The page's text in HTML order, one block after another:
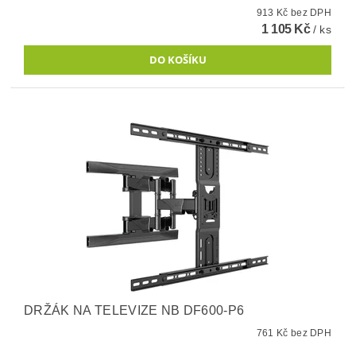
913 Kč bez DPH
1 105 Kč/ ks
DRŽÁK NA TELEVIZE NB DF600-P6
761 Kč bez DPH